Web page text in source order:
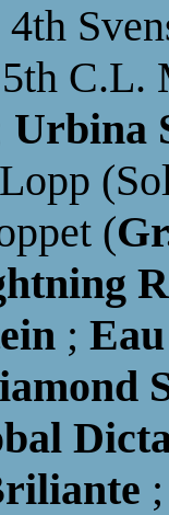
C.L.
Urbina
(
;